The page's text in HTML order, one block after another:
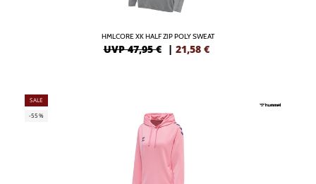
HMLCORE XK HALF ZIP POLY SWEAT
UVP 47,95 € | 21,58 €
SALE
-55%